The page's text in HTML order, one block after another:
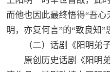
而他也因此最终悟得“吾
明，亦复何言”的“致良知”
（二）话剧《阳明弟子
原创历史话剧《阳明弟